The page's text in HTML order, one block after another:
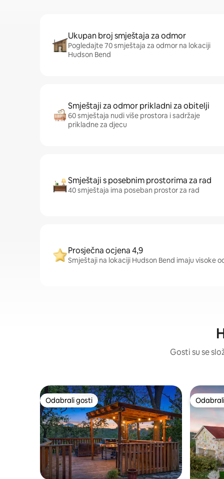
Ukupan broj smještaja za odmor
Pogledajte 70 smještaja za odmor na lokaciji
Hudson Bend
Smještaji za odmor prikladni za obitelji
60 smještaja nudi više prostora i sadržaje
prikladne za djecu
Smještaji s posebnim prostorima za rad
40 smještaja ima poseban prostor za rad
Prosječna ocjena 4,9
Smještaji na lokaciji Hudson Bend imaju visoke
Gosti su se
Odabrali gosti
Odabrali gosti